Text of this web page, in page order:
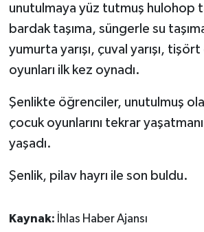
unutulmaya yüz tutmuş hulohop
bardak taşıma, süngerle su
yumurta yarışı, çuval yarışı,
oyunları ilk kez oynadı.
Şenlikte öğrenciler, unutulmuş
çocuk oyunlarını tekrar
yaşadı.
Şenlik, pilav hayrı ile son buldu.
Kaynak: İhlas Haber Ajansı